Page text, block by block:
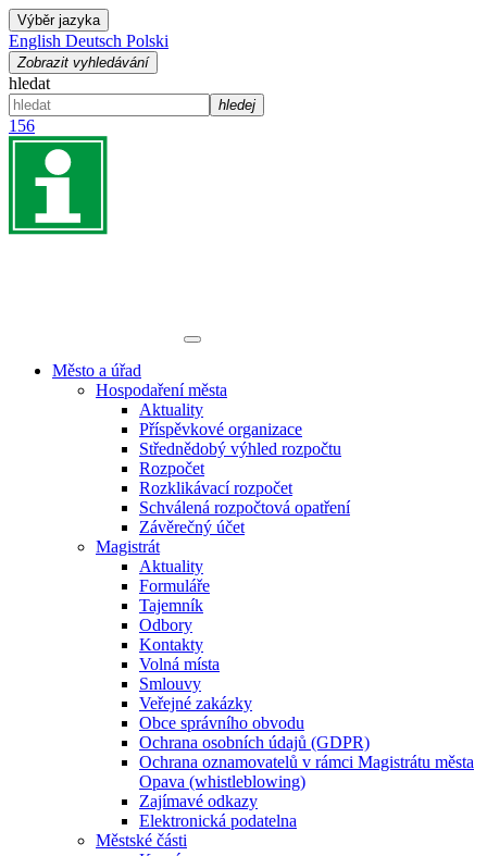
Výběr jazyka
English Deutsch Polski
Zobrazit vyhledávání
hledat
hledej
156
Město a úřad
Hospodaření města
Aktuality
Příspěvkové organizace
Střednědobý výhled rozpočtu
Rozpočet
Rozklikávací rozpočet
Schválená rozpočtová opatření
Závěrečný účet
Magistrát
Aktuality
Formuláře
Tajemník
Odbory
Kontakty
Volná místa
Smlouvy
Veřejné zakázky
Obce správního obvodu
Ochrana osobních údajů (GDPR)
Ochrana oznamovatelů v rámci Magistrátu města
Opava (whistleblowing)
Zajímavé odkazy
Elektronická podatelna
Městské části